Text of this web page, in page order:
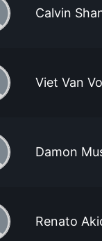
Calvin
Viet Van Vo
Damon
Renato